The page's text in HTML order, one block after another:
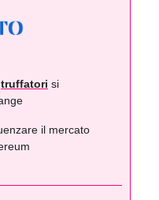
truffatori si
il mercato